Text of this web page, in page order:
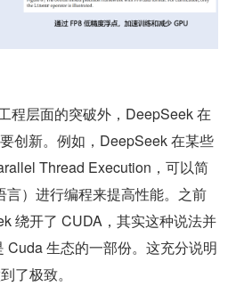
程层面的突破外，DeepSeek 在
创新。例如，DeepSeek 在某些
Thread Execution，可以简
言）进行编程来提高性能。之前
绕开了 CUDA，其实这种说法并
Cuda 生态的一部份。这充分说明
了极致。